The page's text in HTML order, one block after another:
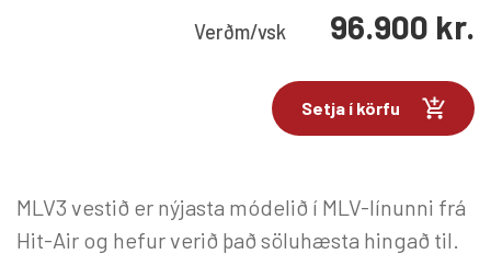
Verðm/vsk 96.900 kr.
Setja í körfu
MLV3 vestið er nýjasta módelið í MLV-línunni frá
Hit-Air og hefur verið það söluhæsta hingað til.